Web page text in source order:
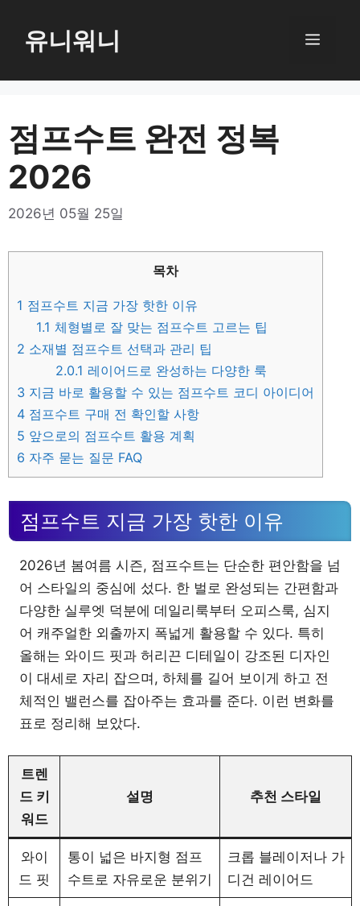
로
너
뛰
기
유니워니 메
점프수트 완전 정복
2026
2026년 05월 25일
목차
1 점프수트 지금 가장 핫한 이유
1.1 체형별로 잘 맞는 점프수트 고르는 팁
2 소재별 점프수트 선택과 관리 팁
2.0.1 레이어드로 완성하는 다양한 룩
3 지금 바로 활용할 수 있는 점프수트 코디 아이디어
4 점프수트 구매 전 확인할 사항
5 앞으로의 점프수트 활용 계획
6 자주 묻는 질문 FAQ
점프수트 지금 가장 핫한 이유
2026년 봄여름 시즌, 점프수트는 단순한 편안함을 넘
어 스타일의 중심에 섰다. 한 벌로 완성되는 간편함과
다양한 실루엣 덕분에 데일리룩부터 오피스룩, 심지
어 캐주얼한 외출까지 폭넓게 활용할 수 있다. 특히
올해는 와이드 핏과 허리끈 디테일이 강조된 디자인
이 대세로 자리 잡으며, 하체를 길어 보이게 하고 전
체적인 밸런스를 잡아주는 효과를 준다. 이런 변화를
표로 정리해 보았다.
트렌
드 키
워드
설명 추천 스타일
와이
드 핏
통이 넓은 바지형 점프
수트로 자유로운 분위기
크롭 블레이저나 가
디건 레이어드